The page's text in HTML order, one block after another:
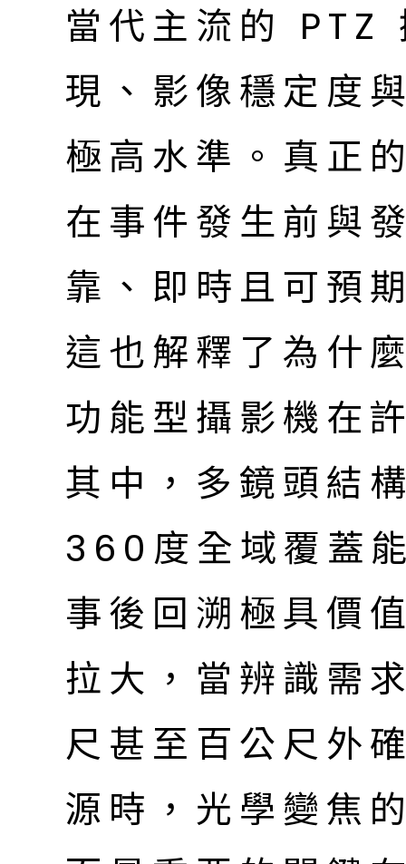
當代主流的 PTZ
現、影像穩定度
極高水準。真正
在事件發生前與
靠、即時且可預
這也解釋了為什
功能型攝影機在
其中，多鏡頭結
360度全域覆蓋
事後回溯極具價
拉大，當辨識需
尺甚至百公尺外
源時，光學變焦